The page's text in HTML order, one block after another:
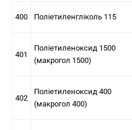
400 Поліетиленгліколь 115
401
Поліетиленоксид 1500
(макрогол 1500)
402
Поліетиленоксид 400
(макрогол 400)